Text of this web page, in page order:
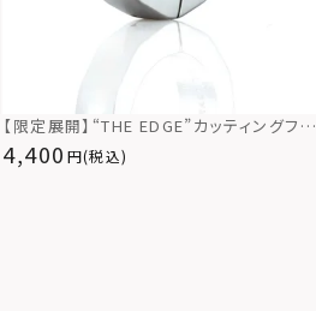
【限定展開】“THE EDGE”カッティングフー
プピアス/サージカルステンレス（金属アレ
ルギー対応）
4,400 (税込)